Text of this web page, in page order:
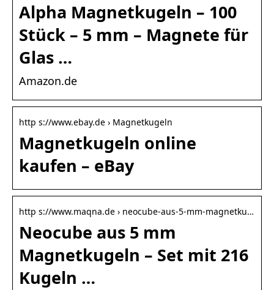
Alpha Magnetkugeln – 100
Stück – 5 mm – Magnete für
Glas …
Amazon.de
http s://www.ebay.de › Magnetkugeln
Magnetkugeln online
kaufen – eBay
http s://www.maqna.de › neocube-aus-5-mm-magnetku…
Neocube aus 5 mm
Magnetkugeln – Set mit 216
Kugeln …